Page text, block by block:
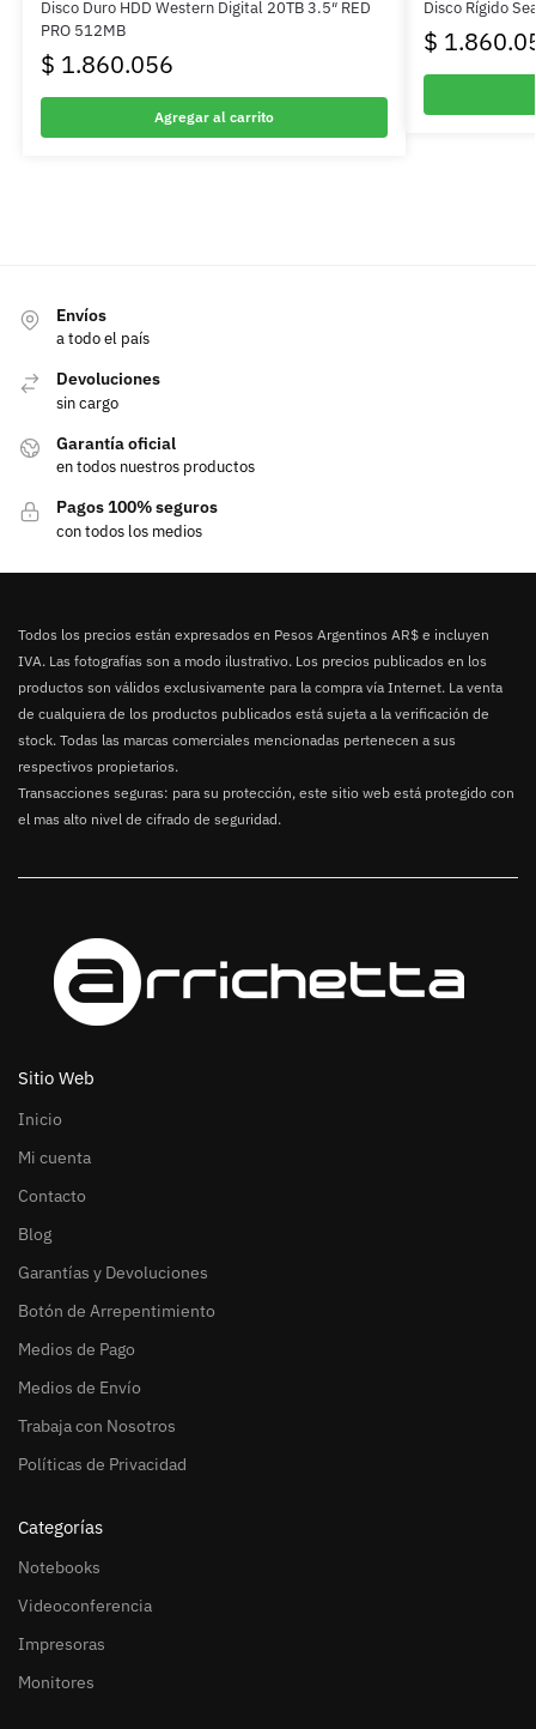
Disco Duro HDD Western Digital 20TB 3.5″ RED
PRO 512MB
$ 1.860.056
Agregar al carrito
Disco Rígido
$
Envíos
a todo el país
Devoluciones
sin cargo
Garantía oficial
en todos nuestros productos
Pagos 100% seguros
con todos los medios
Todos los precios están expresados en Pesos Argentinos AR$ e incluyen
IVA. Las fotografías son a modo ilustrativo. Los precios publicados en los
productos son válidos exclusivamente para la compra vía Internet. La venta
de cualquiera de los productos publicados está sujeta a la verificación de
stock. Todas las marcas comerciales mencionadas pertenecen a sus
respectivos propietarios.
Transacciones seguras: para su protección, este sitio web está protegido con
el mas alto nivel de cifrado de seguridad.
Sitio Web
Inicio
Mi cuenta
Contacto
Blog
Garantías y Devoluciones
Botón de Arrepentimiento
Medios de Pago
Medios de Envío
Trabaja con Nosotros
Políticas de Privacidad
Categorías
Notebooks
Videoconferencia
Impresoras
Monitores